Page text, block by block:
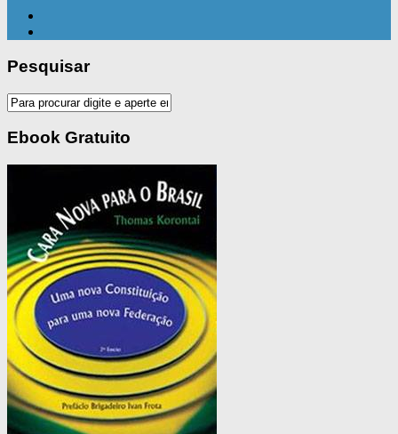
Pesquisar
Ebook Gratuito